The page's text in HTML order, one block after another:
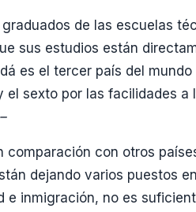
de las escuelas
sus estudios están
es el tercer país del
sexto por las facilidades a
comparación con otros
dejando varios puestos
inmigración, no es